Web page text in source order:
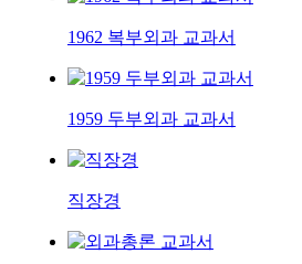
1962 복부외과 교과서
1959 두부외과 교과서
직장경